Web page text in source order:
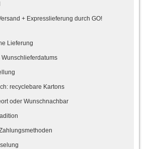
+ Expresslieferung durch GO!
Lieferung
recyclebare Kartons
oder Wunschnachbar